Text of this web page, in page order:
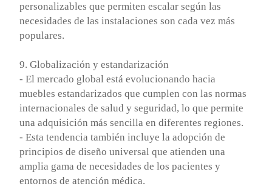
personalizables que permiten escalar según las
necesidades de las instalaciones son cada vez más
populares.
9. Globalización y estandarización
- El mercado global está evolucionando hacia
muebles estandarizados que cumplen con las normas
internacionales de salud y seguridad, lo que permite
una adquisición más sencilla en diferentes regiones.
- Esta tendencia también incluye la adopción de
principios de diseño universal que atienden una
amplia gama de necesidades de los pacientes y
entornos de atención médica.